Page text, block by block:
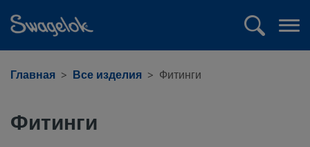
Главная
Все изделия Фитинги
Фитинги